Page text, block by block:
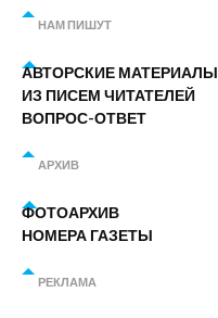
НАМ ПИШУТ
АВТОРСКИЕ МАТЕРИАЛЫ
ИЗ ПИСЕМ ЧИТАТЕЛЕЙ
ВОПРОС-ОТВЕТ
АРХИВ
ФОТОАРХИВ
НОМЕРА ГАЗЕТЫ
РЕКЛАМА